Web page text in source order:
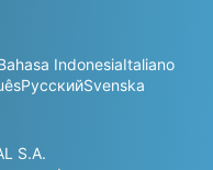
IndonesiaItaliano
РусскийSvenska
S.A.